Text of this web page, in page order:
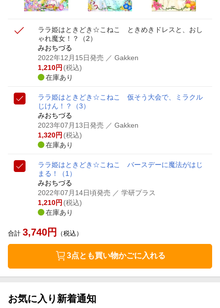
ララ姫はときどき☆こねこ ときめきドレスと、おし
ゃれ魔女！？
（2）
みおちづる
2022年12月15日発売 ／ Gakken
1,210円 (税込)
在庫あり
ララ姫はときどき☆こねこ 仮そう大会で、ミラクル
じけん！？
（3）
みおちづる
2023年07月13日発売 ／ Gakken
1,320円 (税込)
在庫あり
ララ姫はときどき☆こねこ バースデーに魔法がはじ
まる！
（1）
みおちづる
2022年07月14日頃発売 ／ 学研プラス
1,210円 (税込)
在庫あり
合計 3,740円 （税込）
3点とも買い物かごに入れる
お気に入り新着通知